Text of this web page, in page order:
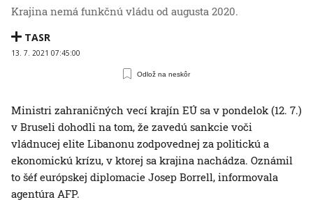
Krajina nemá funkčnú vládu od augusta 2020.
TASR
13. 7. 2021 07:45:00
Odlož na neskôr
Ministri zahraničných vecí krajín EÚ sa v pondelok (12. 7.)
v Bruseli dohodli na tom, že zavedú sankcie voči
vládnucej elite Libanonu zodpovednej za politickú a
ekonomickú krízu, v ktorej sa krajina nachádza. Oznámil
to šéf európskej diplomacie Josep Borrell, informovala
agentúra AFP.